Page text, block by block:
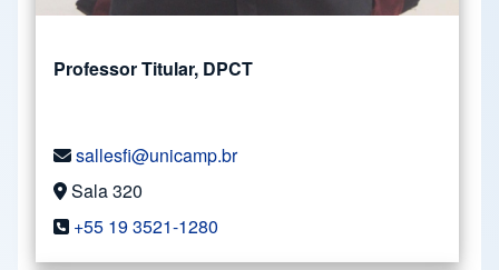
Professor Titular, DPCT
sallesfi@unicamp.br
Sala 320
+55 19 3521-1280